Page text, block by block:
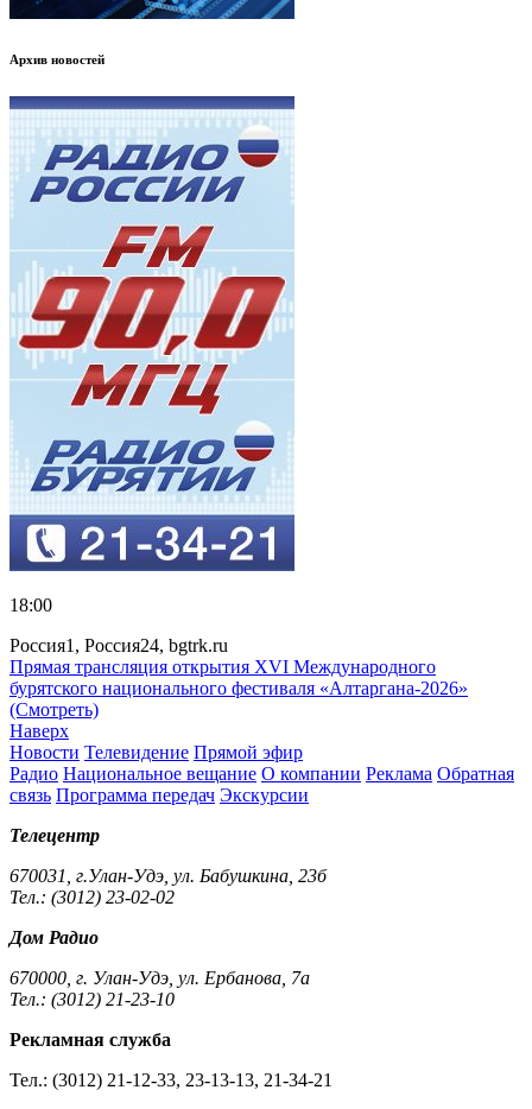
Архив новостей
18:00
Россия1, Россия24, bgtrk.ru
Прямая трансляция открытия XVI Международного
бурятского национального фестиваля «Алтаргана-2026»
(Смотреть)
Наверх
Новости Телевидение Прямой эфир
Радио Национальное вещание О компании Реклама Обратная
связь Программа передач Экскурсии
Телецентр
670031, г.Улан-Удэ, ул. Бабушкина, 23б
Тел.: (3012) 23-02-02
Дом Радио
670000, г. Улан-Удэ, ул. Ербанова, 7а
Тел.: (3012) 21-23-10
Рекламная служба
Тел.: (3012) 21-12-33, 23-13-13, 21-34-21